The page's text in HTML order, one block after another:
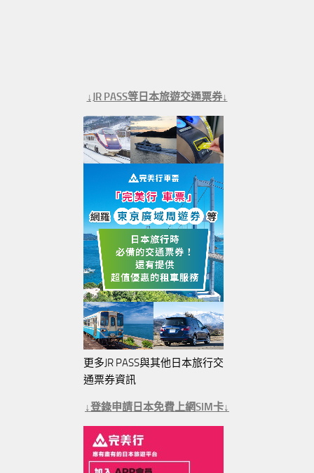
↓JR PASS等日本旅遊交通票券↓
更多JR PASS與其他日本旅行交
通票券資訊
↓登錄申請日本免費上網SIM卡↓